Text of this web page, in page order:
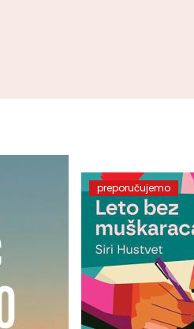
preporučujemo